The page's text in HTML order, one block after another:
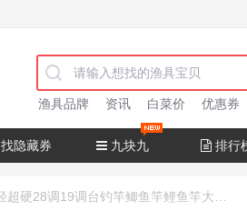
渔具品牌 资讯 白菜价 优惠券
找隐藏券 九块九 排行